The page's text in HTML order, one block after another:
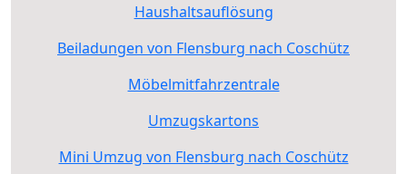
Haushaltsauflösung
Beiladungen von Flensburg nach Coschütz
Möbelmitfahrzentrale
Umzugskartons
Mini Umzug von Flensburg nach Coschütz